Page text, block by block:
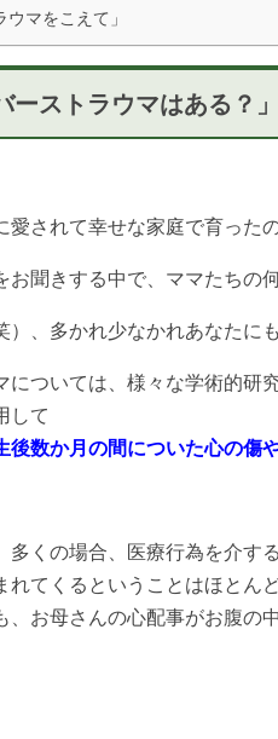
ウマをこえて」
ーストラウマはある？」
愛されて幸せな家庭で育った
お聞きする中で、ママたちの
）、多かれ少なかれあなたに
については、様々な学術的研
して
後数か月の間についた心の傷
多くの場合、医療行為を介す
れてくるということはほとん
、お母さんの心配事がお腹の